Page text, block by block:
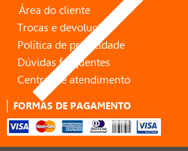
Área do cliente
Trocas e devoluções
Política de privacidade
Dúvidas frequentes
Central de atendimento
FORMAS DE PAGAMENTO